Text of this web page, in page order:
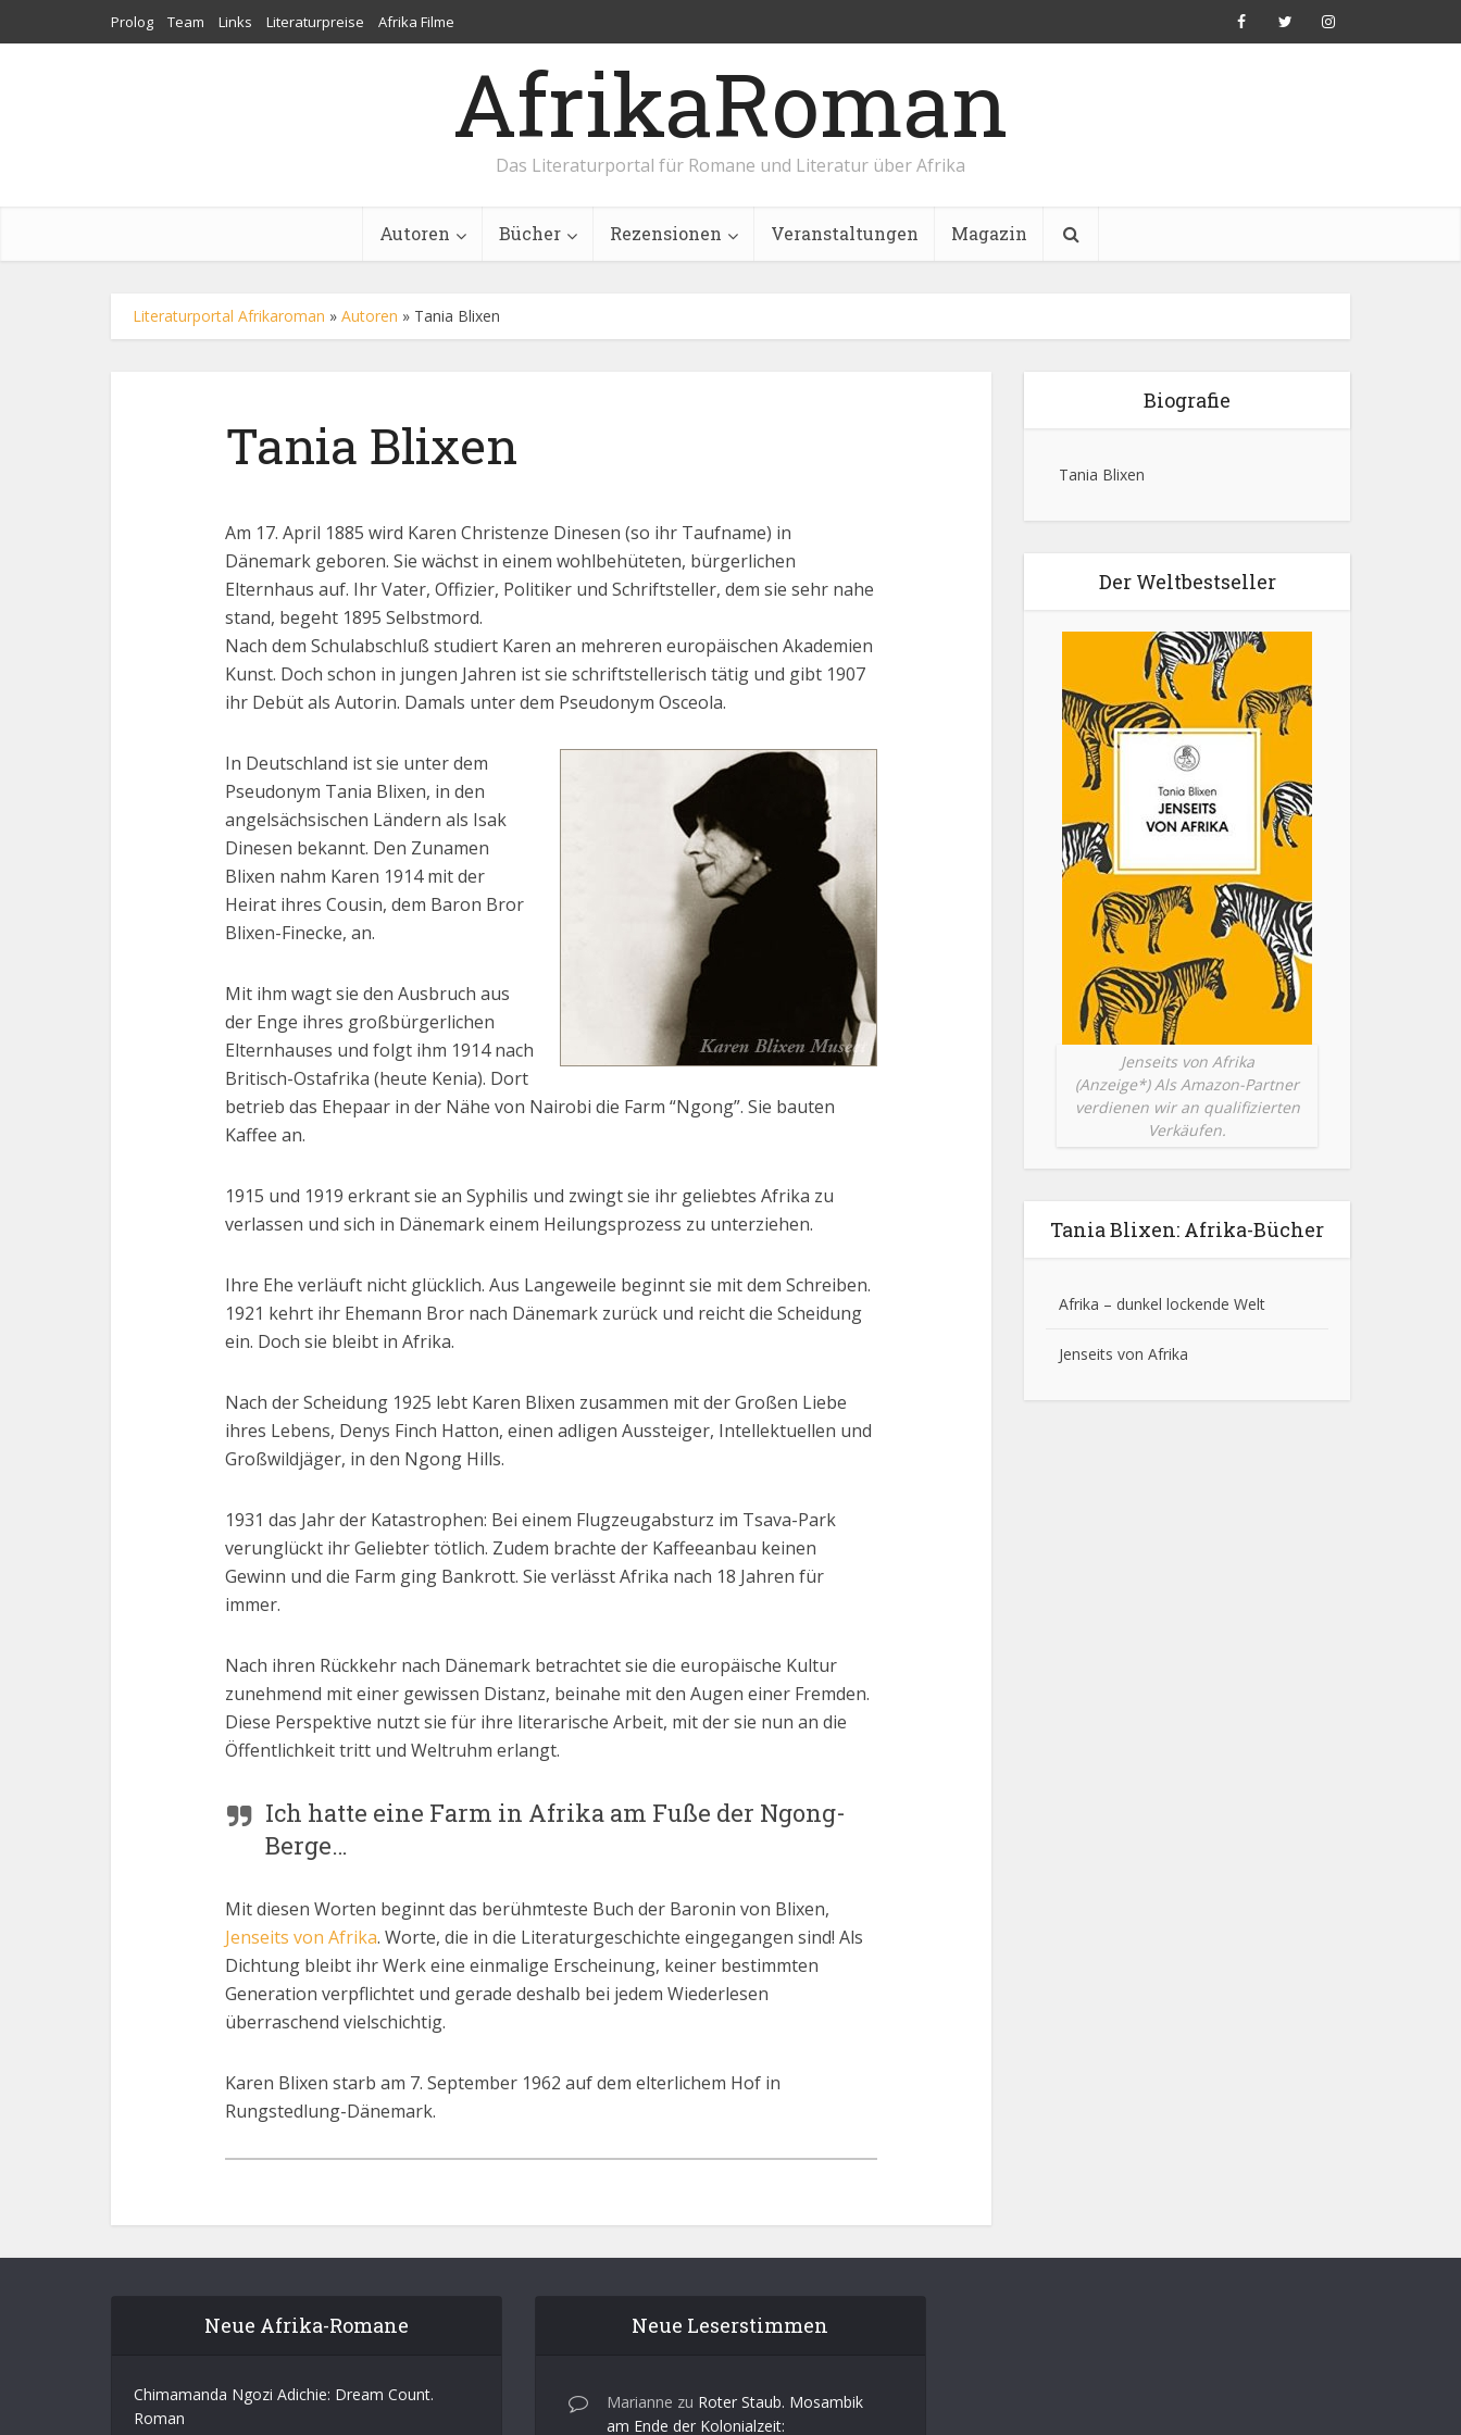
Prolog Team Links Literaturpreise Afrika Filme
AfrikaRoman
Das Literaturportal für Romane und Literatur über Afrika
Autoren Bücher Rezensionen Veranstaltungen Magazin
Literaturportal Afrikaroman » Autoren » Tania Blixen
Tania Blixen
Am 17. April 1885 wird Karen Christenze Dinesen (so ihr Taufname) in
Dänemark geboren. Sie wächst in einem wohlbehüteten, bürgerlichen
Elternhaus auf. Ihr Vater, Offizier, Politiker und Schriftsteller, dem sie sehr nahe
stand, begeht 1895 Selbstmord.
Nach dem Schulabschluß studiert Karen an mehreren europäischen Akademien
Kunst. Doch schon in jungen Jahren ist sie schriftstellerisch tätig und gibt 1907
ihr Debüt als Autorin. Damals unter dem Pseudonym Osceola.
In Deutschland ist sie unter dem
Pseudonym Tania Blixen, in den
angelsächsischen Ländern als Isak
Dinesen bekannt. Den Zunamen
Blixen nahm Karen 1914 mit der
Heirat ihres Cousin, dem Baron Bror
Blixen-Finecke, an.
Mit ihm wagt sie den Ausbruch aus
der Enge ihres großbürgerlichen
Elternhauses und folgt ihm 1914 nach
Britisch-Ostafrika (heute Kenia). Dort
betrieb das Ehepaar in der Nähe von Nairobi die Farm “Ngong”. Sie bauten
Kaffee an.
1915 und 1919 erkrant sie an Syphilis und zwingt sie ihr geliebtes Afrika zu
verlassen und sich in Dänemark einem Heilungsprozess zu unterziehen.
Ihre Ehe verläuft nicht glücklich. Aus Langeweile beginnt sie mit dem Schreiben.
1921 kehrt ihr Ehemann Bror nach Dänemark zurück und reicht die Scheidung
ein. Doch sie bleibt in Afrika.
Nach der Scheidung 1925 lebt Karen Blixen zusammen mit der Großen Liebe
ihres Lebens, Denys Finch Hatton, einen adligen Aussteiger, Intellektuellen und
Großwildjäger, in den Ngong Hills.
1931 das Jahr der Katastrophen: Bei einem Flugzeugabsturz im Tsava-Park
verunglückt ihr Geliebter tötlich. Zudem brachte der Kaffeeanbau keinen
Gewinn und die Farm ging Bankrott. Sie verlässt Afrika nach 18 Jahren für
immer.
Nach ihren Rückkehr nach Dänemark betrachtet sie die europäische Kultur
zunehmend mit einer gewissen Distanz, beinahe mit den Augen einer Fremden.
Diese Perspektive nutzt sie für ihre literarische Arbeit, mit der sie nun an die
Öffentlichkeit tritt und Weltruhm erlangt.
Ich hatte eine Farm in Afrika am Fuße der Ngong-
Berge…
Mit diesen Worten beginnt das berühmteste Buch der Baronin von Blixen,
Jenseits von Afrika. Worte, die in die Literaturgeschichte eingegangen sind! Als
Dichtung bleibt ihr Werk eine einmalige Erscheinung, keiner bestimmten
Generation verpflichtet und gerade deshalb bei jedem Wiederlesen
überraschend vielschichtig.
Karen Blixen starb am 7. September 1962 auf dem elterlichem Hof in
Rungstedlung-Dänemark.
Biografie
Tania Blixen
Der Weltbestseller
Jenseits von Afrika
(Anzeige*) Als Amazon-Partner
verdienen wir an qualifizierten
Verkäufen.
Tania Blixen: Afrika-Bücher
Afrika – dunkel lockende Welt
Jenseits von Afrika
Neue Afrika-Romane
Chimamanda Ngozi Adichie: Dream Count.
Roman
Neue Leserstimmen
Marianne zu Roter Staub. Mosambik
am Ende der Kolonialzeit: